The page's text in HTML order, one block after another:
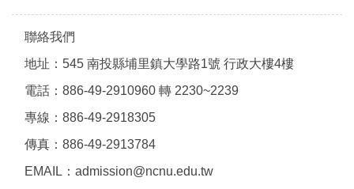
聯絡我們
地址：545 南投縣埔里鎮大學路1號 行政大樓4樓
電話：886-49-2910960 轉 2230~2239
專線：886-49-2918305
傳真：886-49-2913784
EMAIL：admission@ncnu.edu.tw